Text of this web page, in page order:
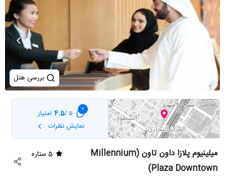
بررسی هتل
0
5 /
4.5 امتیاز
نمایش نظرات
میلینیوم پلازا داون تاون (Millennium
Plaza Downtown)
5 ستاره